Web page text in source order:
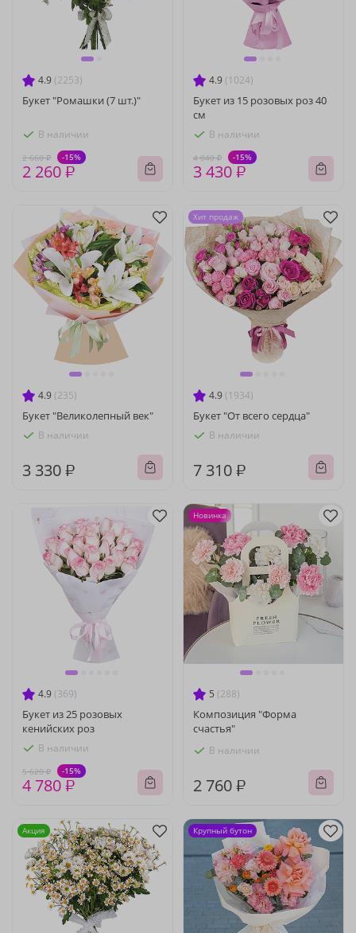
4.9 (2253)
Букет "Ромашки (7 шт.)"
В наличии
2 660 ₽ -15%
2 260 ₽
4.9 (1024)
Букет из 15 розовых роз 40
см
В наличии
4 040 ₽ -15%
3 430 ₽
4.9 (235)
Букет "Великолепный век"
В наличии
3 330 ₽
4.9 (1934)
Букет "От всего сердца"
В наличии
7 310 ₽
Хит продаж
4.9 (369)
Букет из 25 розовых
кенийских роз
В наличии
5 620 ₽ -15%
4 780 ₽
5 (288)
Композиция "Форма
счастья"
В наличии
2 760 ₽
Новинка
Акция Крупный бутон